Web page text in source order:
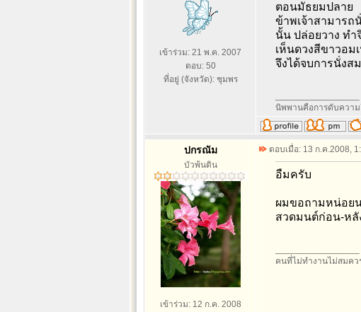
เข้าร่วม: 21 พ.ค. 2007
ตอบ: 50
ที่อยู่ (จังหวัด): ชุมพร
ตอนมัธยมปลาย
ข้าพเจ้าสามารถ
นั้น ปล่อยวาง ท
เห็นดวงสีขาวอม
จึงได้จบการนั่งส
นิพพานคือการดับความ
ปกรณัม
บัวพ้นดิน
เข้าร่วม: 12 ก.ค. 2008
ตอบเมื่อ: 13 ก.ค.2008,
อืมครับ
ผมขอถามหน่อย
สวดมนต์ก่อน-หลั
คนที่ไม่ทำงานไม่สมคว